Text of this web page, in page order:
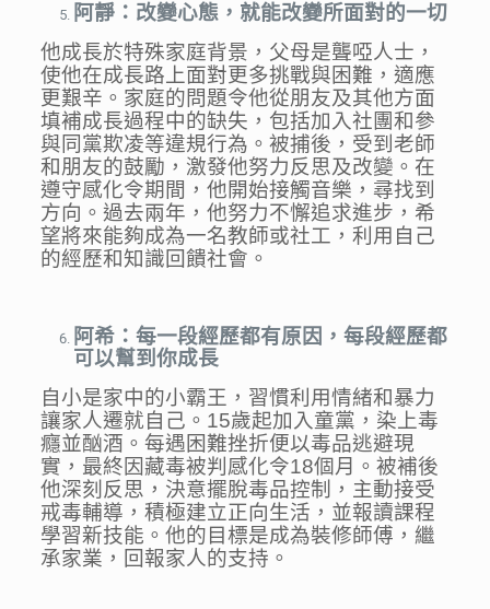
阿靜：改變心態，就能改變所面對的一切
他成長於特殊家庭背景，父母是聾啞人士，
使他在成長路上面對更多挑戰與困難，適應
更艱辛。家庭的問題令他從朋友及其他方面
填補成長過程中的缺失，包括加入社團和參
與同黨欺凌等違規行為。被捕後，受到老師
和朋友的鼓勵，激發他努力反思及改變。在
遵守感化令期間，他開始接觸音樂，尋找到
方向。過去兩年，他努力不懈追求進步，希
望將來能夠成為一名教師或社工，利用自己
的經歷和知識回饋社會。
阿希：每一段經歷都有原因，每段經歷都
可以幫到你成長
自小是家中的小霸王，習慣利用情緒和暴力
讓家人遷就自己。15歲起加入童黨，染上毒
癮並酗酒。每遇困難挫折便以毒品逃避現
實，最終因藏毒被判感化令18個月。被補後
他深刻反思，決意擺脫毒品控制，主動接受
戒毒輔導，積極建立正向生活，並報讀課程
學習新技能。他的目標是成為裝修師傅，繼
承家業，回報家人的支持。